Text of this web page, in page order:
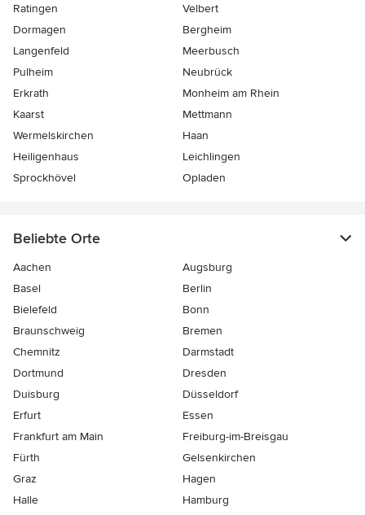
Ratingen
Velbert
Dormagen
Bergheim
Langenfeld
Meerbusch
Pulheim
Neubrück
Erkrath
Monheim am Rhein
Kaarst
Mettmann
Wermelskirchen
Haan
Heiligenhaus
Leichlingen
Sprockhövel
Opladen
Beliebte Orte
Aachen
Augsburg
Basel
Berlin
Bielefeld
Bonn
Braunschweig
Bremen
Chemnitz
Darmstadt
Dortmund
Dresden
Duisburg
Düsseldorf
Erfurt
Essen
Frankfurt am Main
Freiburg-im-Breisgau
Fürth
Gelsenkirchen
Graz
Hagen
Halle
Hamburg